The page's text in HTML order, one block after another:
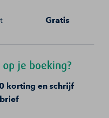
Gratis
je boeking?
korting en schrijf